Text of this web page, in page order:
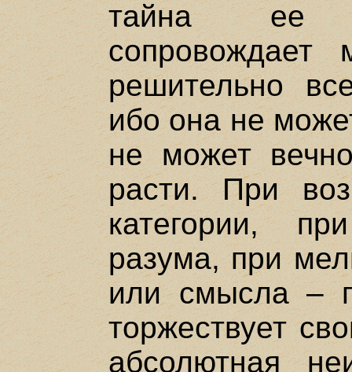
тайна ее
сопровождает
решительно
ибо она не
не может
расти. При
категории,
разума, при
или смысла –
торжествует
абсолютная